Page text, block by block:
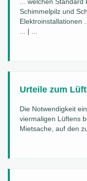
Schimmelpilz und
Elektroinstallationen
... | ...
Urteile zum
Die Notwendigkeit
viermaligen Lüftens
Mietsache, auf den